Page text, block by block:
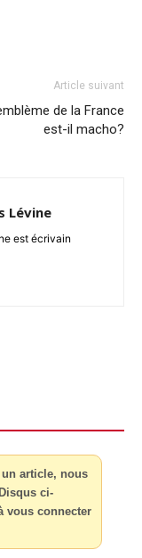
Article suivant
de la France
est-il macho?
Lévine
est écrivain
article, nous
ci-
vous connecter